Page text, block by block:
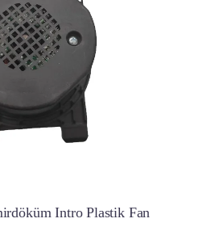
Intro Plastik Fan